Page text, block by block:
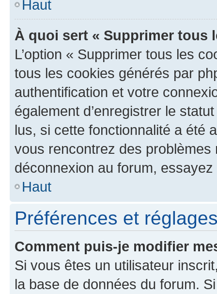
Haut
À quoi sert « Supprimer tous
L’option « Supprimer tous les
tous les cookies générés par
authentification et votre
également d’enregistrer le
lus, si cette fonctionnalité a été
vous rencontrez des
déconnexion au forum,
Haut
Préférences et
Comment puis-je modifier
Si vous êtes un utilisateur
la base de données du forum.